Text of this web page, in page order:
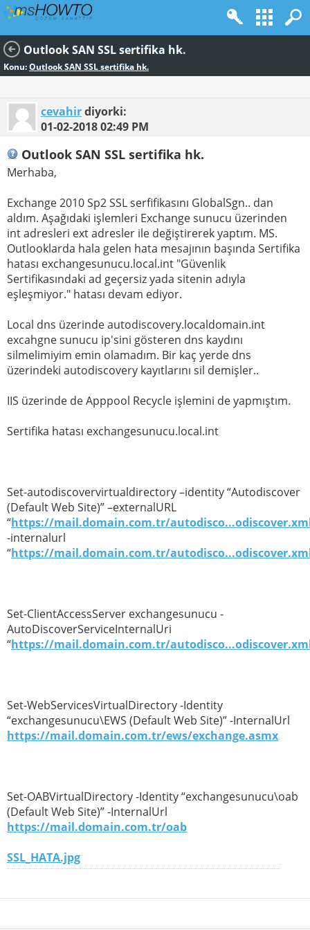
Outlook SAN SSL sertifika hk.
Konu:Outlook SAN SSL sertifika hk.
cevahirdiyorki:
01-02-201802:49 PM
Outlook SAN SSL sertifika hk.
Merhaba,
Exchange 2010 Sp2 SSL serfifikasını GlobalSgn.. dan
aldım. Aşağıdaki işlemleri Exchange sunucu üzerinden
int adresleri ext adresler ile değiştirerek yaptım. MS.
Outlooklarda hala gelen hata mesajının başında Sertifika
hatası exchangesunucu.local.int "Güvenlik
Sertifikasındaki ad geçersiz yada sitenin adıyla
eşleşmiyor." hatası devam ediyor.
Local dns üzerinde autodiscovery.localdomain.int
excahgne sunucu ip'sini gösteren dns kaydını
silmelimiyim emin olamadım. Bir kaç yerde dns
üzerindeki autodiscovery kayıtlarını sil demişler..
IIS üzerinde de Apppool Recycle işlemini de yapmıştım.
Sertifika hatası exchangesunucu.local.int
Set-autodiscovervirtualdirectory –identity “Autodiscover
(Default Web Site)” –externalURL
“https://mail.domain.com.tr/
-internalurl
“https://mail.domain.com.tr/
Set-ClientAccessServer exchangesunucu -
AutoDiscoverServiceInternalUri
“https://mail.domain.com.tr/
Set-WebServicesVirtualDirectory -Identity
“exchangesunucu\EWS (Default Web Site)” -InternalUrl
https://mail.domain.com.tr/ews/exchange.asmx
Set-OABVirtualDirectory -Identity “exchangesunucu\oab
(Default Web Site)” -InternalUrl
https://mail.domain.com.tr/oab
SSL_HATA.jpg